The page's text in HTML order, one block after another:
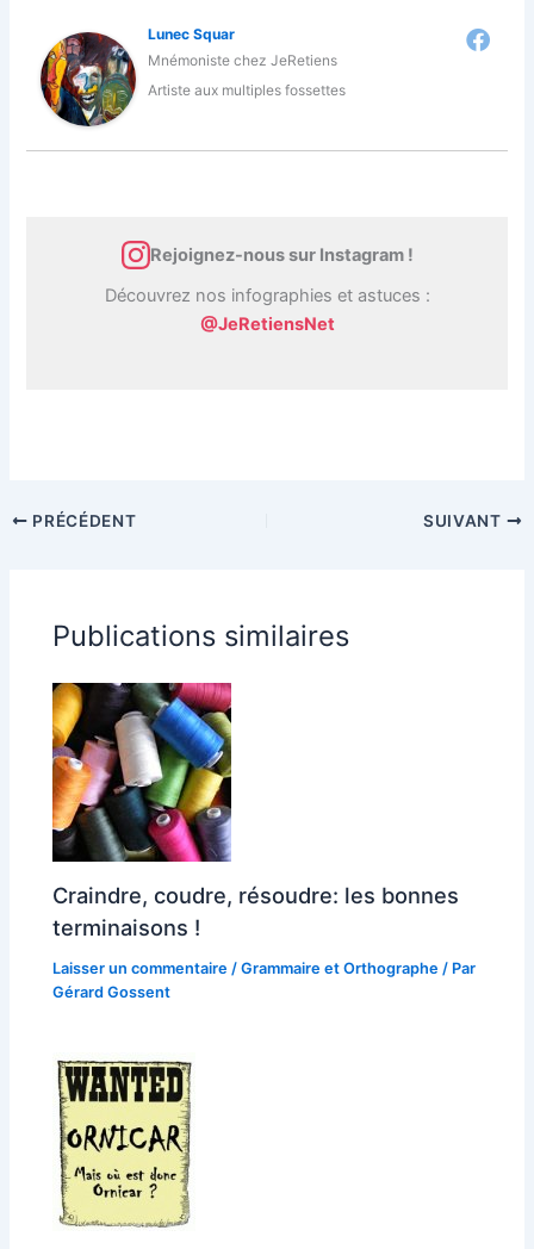
Lunec Squar
Mnémoniste chezJeRetiens
Artiste aux multiples fossettes
Rejoignez-nous sur Instagram !
Découvrez nos infographies et astuces :
@JeRetiensNet
PRÉCÉDENT SUIVANT
Publications similaires
Craindre, coudre, résoudre: les bonnes
terminaisons !
Laisser un commentaire /Grammaire et Orthographe / Par
Gérard Gossent